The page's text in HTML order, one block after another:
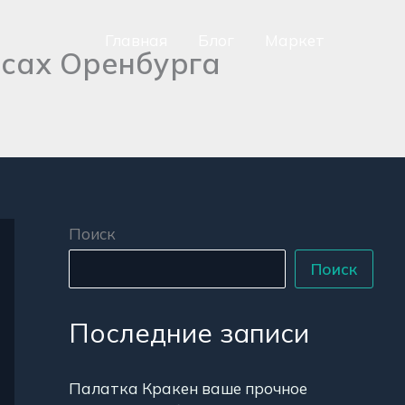
Оренбурга
Поиск
Поиск
Последние записи
Палатка Кракен ваше прочное